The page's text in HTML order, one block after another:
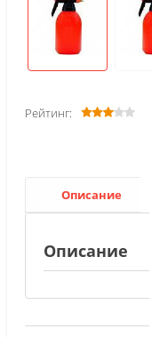
Рейтинг:
Описание
Описание